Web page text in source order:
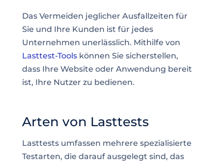
Das Vermeiden jeglicher Ausfallzeiten für
Sie und Ihre Kunden ist für jedes
Unternehmen unerlässlich. Mithilfe von
Lasttest-Toolskönnen Sie sicherstellen,
dass Ihre Website oder Anwendung bereit
ist, Ihre Nutzer zu bedienen.
Arten von Lasttests
Lasttests umfassen mehrere spezialisierte
Testarten, die darauf ausgelegt sind, das